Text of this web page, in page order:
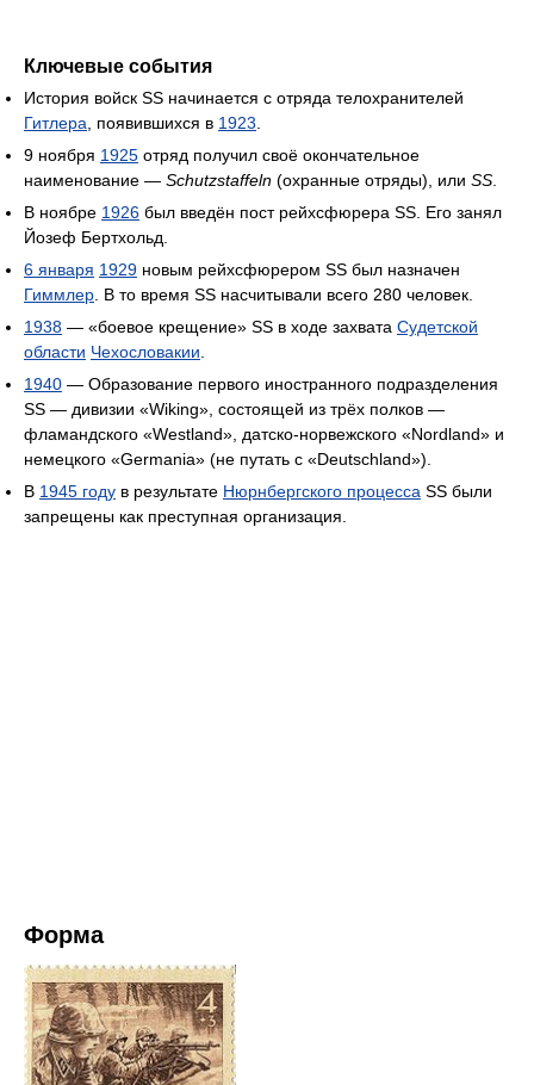
Ключевые события
История войск SS начинается с отряда телохранителей
Гитлера, появившихся в 1923.
9 ноября 1925 отряд получил своё окончательное
наименование — Schutzstaffeln (охранные отряды), или SS.
В ноябре 1926 был введён пост рейхсфюрера SS. Его занял
Йозеф Бертхольд.
6 января 1929 новым рейхсфюрером SS был назначен
Гиммлер. В то время SS насчитывали всего 280 человек.
1938 — «боевое крещение» SS в ходе захвата Судетской
области Чехословакии.
1940 — Образование первого иностранного подразделения
SS — дивизии «Wiking», состоящей из трёх полков —
фламандского «Westland», датско-норвежского «Nordland» и
немецкого «Germania» (не путать с «Deutschland»).
В 1945 году в результате Нюрнбергского процесса SS были
запрещены как преступная организация.
Форма